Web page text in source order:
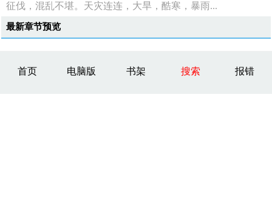
征伐，混乱不堪。天灾连连，大旱，酷寒，暴雨...
最新章节预览
首页 电脑版 书架 搜索 报错